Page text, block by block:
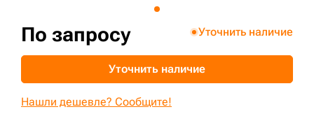
По запросу Уточнить наличие
Уточнить наличие
Нашли дешевле? Сообщите!